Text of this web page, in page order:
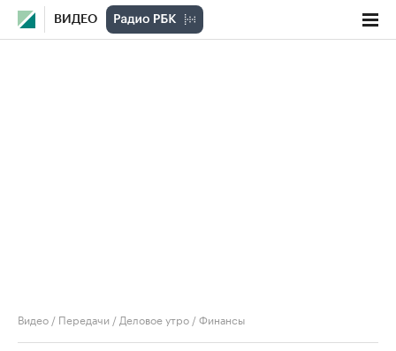
ВИДЕО
Видео / Передачи / Деловое утро /Финансы